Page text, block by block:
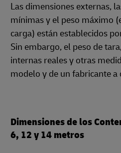
Las dimensiones externas,
mínimas y el peso máximo
carga) están establecidos
Sin embargo, el peso de
internas reales y otras
modelo y de un fabricante a
Dimensiones de los
6, 12 y 14 metros